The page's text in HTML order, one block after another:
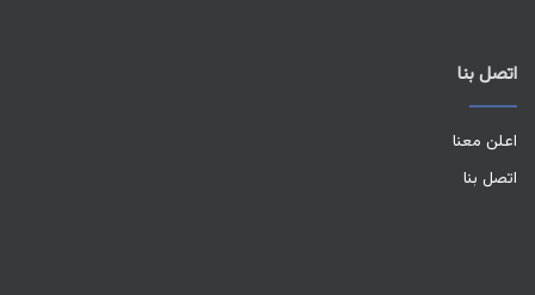
اتصل بنا
اعلن معنا
اتصل بنا